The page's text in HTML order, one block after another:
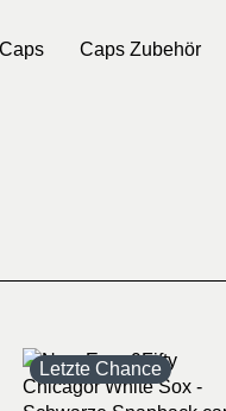
Caps Zubehör
Letzte Chance